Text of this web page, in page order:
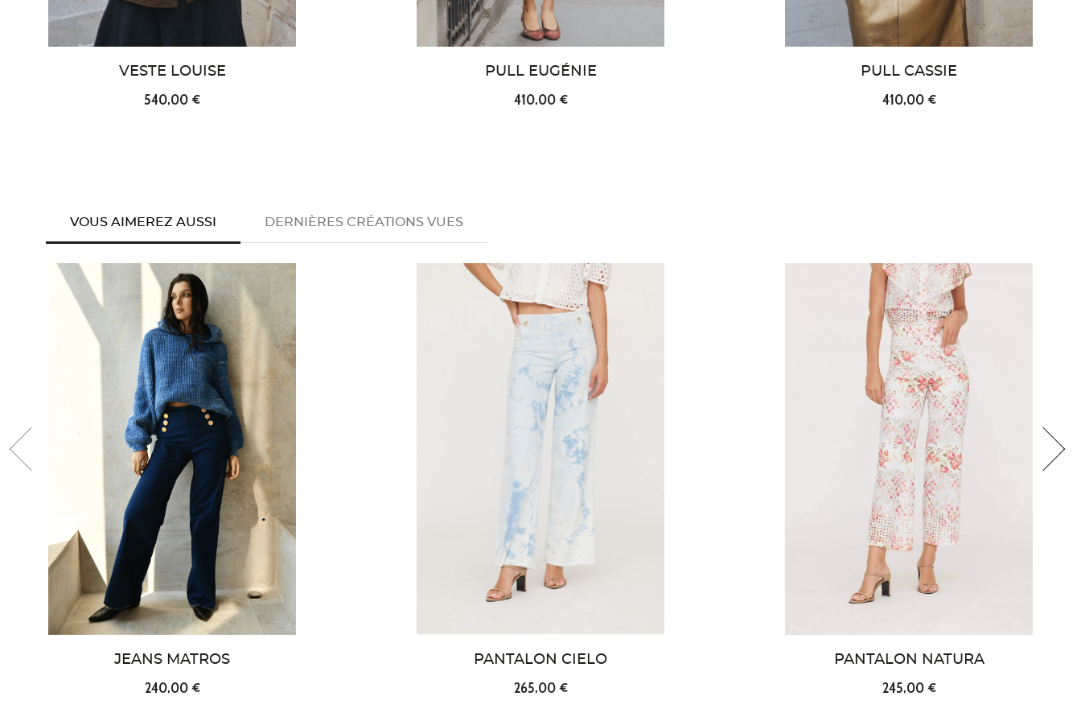
VESTE LOUISE
540,00 €
PULL EUGÉNIE
410,00 €
PULL CASSIE
410,00 €
VOUS AIMEREZ AUSSI DERNIÈRES CRÉATIONS VUES
JEANS MATROS
240,00 €
PANTALON CIELO
265,00 €
PANTALON NATURA
245,00 €